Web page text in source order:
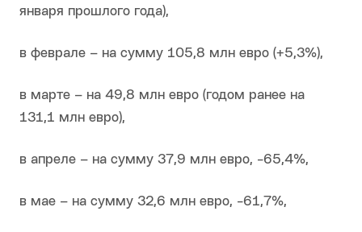
января прошлого года),
в феврале – на сумму 105,8 млн евро (+5,3%),
в марте – на 49,8 млн евро (годом ранее на
131,1 млн евро),
в апреле – на сумму 37,9 млн евро, -65,4%,
в мае – на сумму 32,6 млн евро, -61,7%,